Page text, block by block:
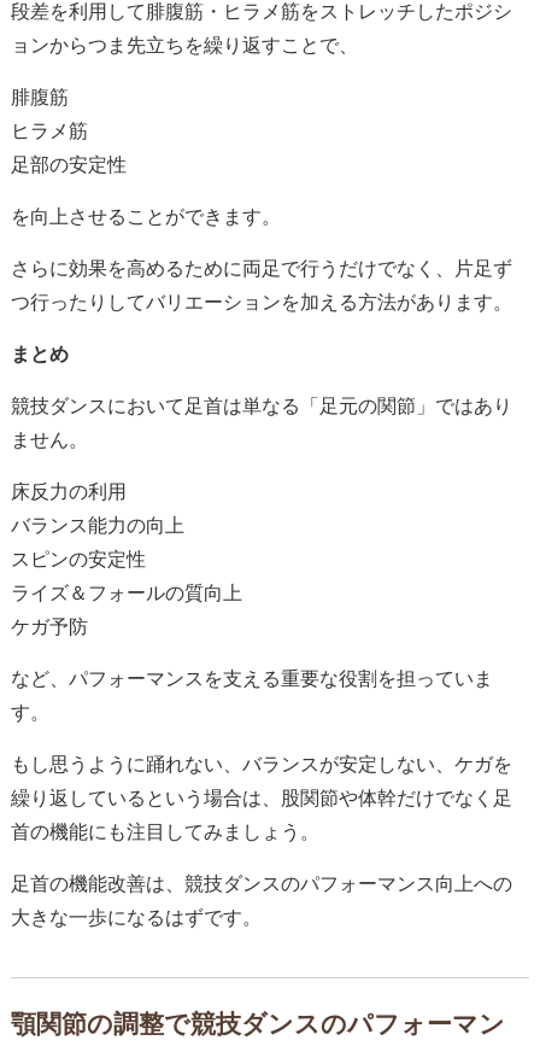
段差を利用して腓腹筋・ヒラメ筋をストレッチしたポジシ
ョンからつま先立ちを繰り返すことで、
腓腹筋
ヒラメ筋
足部の安定性
を向上させることができます。
さらに効果を高めるために両足で行うだけでなく、片足ず
つ行ったりしてバリエーションを加える方法があります。
まとめ
競技ダンスにおいて足首は単なる「足元の関節」ではあり
ません。
床反力の利用
バランス能力の向上
スピンの安定性
ライズ＆フォールの質向上
ケガ予防
など、パフォーマンスを支える重要な役割を担っていま
す。
もし思うように踊れない、バランスが安定しない、ケガを
繰り返しているという場合は、股関節や体幹だけでなく足
首の機能にも注目してみましょう。
足首の機能改善は、競技ダンスのパフォーマンス向上への
大きな一歩になるはずです。
顎関節の調整で競技ダンスのパフォーマン